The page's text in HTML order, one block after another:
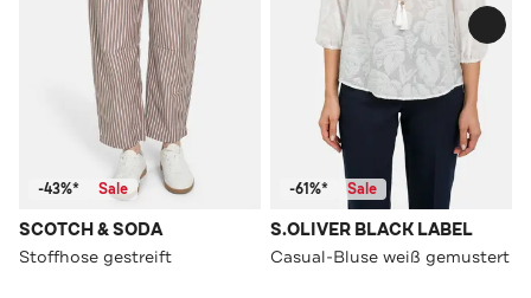
-43%* Sale
SCOTCH & SODA
Stoffhose gestreift
-61%* Sale
S.OLIVER BLACK LABEL
Casual-Bluse weiß gemustert